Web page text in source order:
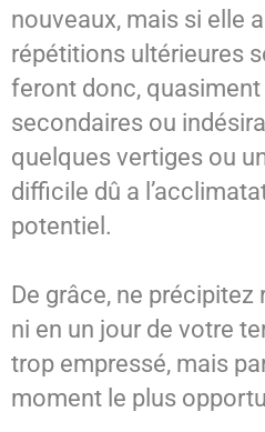
nouveaux, mais si elle
répétitions ultérieures
feront donc,
secondaires ou
quelques vertiges ou
difficile dû a
potentiel.
De grâce, ne précipitez
ni en un jour de votre
trop empressé, mais
moment le plus